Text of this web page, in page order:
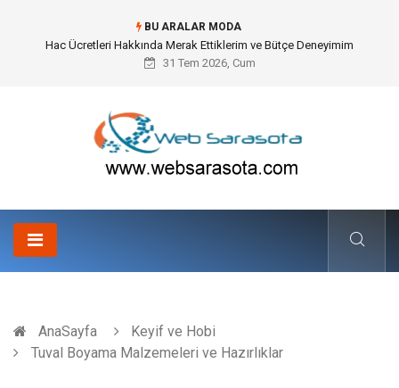
BU ARALAR MODA
Öneri Sistemi ile Kurumsal İnovasyonun Dijitalleşmesi
31 Tem 2026, Cum
AnaSayfa
Keyif ve Hobi
Tuval Boyama Malzemeleri ve Hazırlıklar